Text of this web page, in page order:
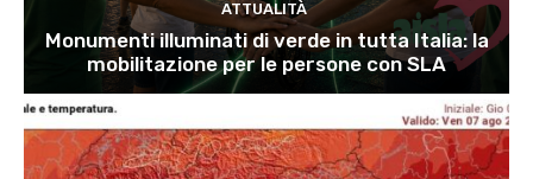
ATTUALITÀ
Monumenti illuminati di verde in tutta Italia: la
mobilitazione per le persone con SLA